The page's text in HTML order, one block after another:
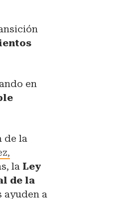
en
de la
la Ley
de la
ayuden a